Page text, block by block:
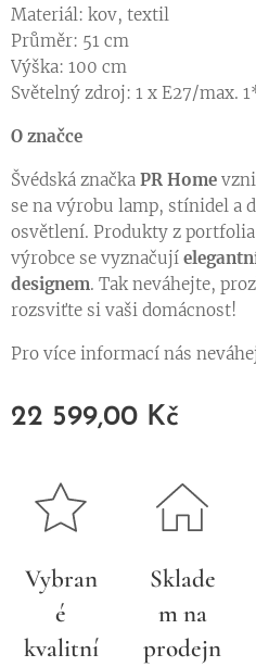
Materiál: kov, textil
Průměr: 51
Výška: 100 cm
Světelný zdroj: 1 x E27/max.
O značce
Švédská značka PR Home
se na výrobu lamp, stínidel a
osvětlení. Produkty z
výrobce se vyznačují
designem. Tak neváhejte,
rozsviťte si vaši domácnost!
Pro více informací nás
22 599,00 Kč
Vybran
é
kvalitní
Sklade
m na
prodejn